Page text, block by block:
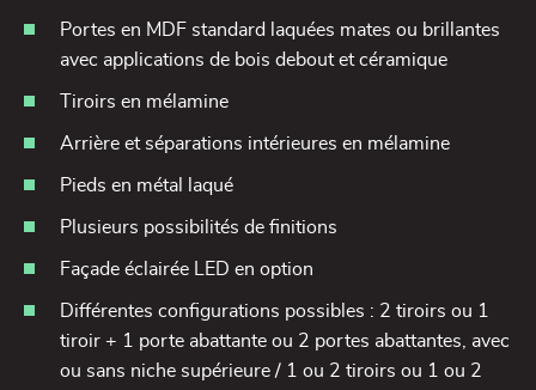
Portes en MDF standard laquées mates ou brillantes
avec applications de bois debout et céramique
Tiroirs en mélamine
Arrière et séparations intérieures en mélamine
Pieds en métal laqué
Plusieurs possibilités de finitions
Façade éclairée LED en option
Différentes configurations possibles : 2 tiroirs ou 1
tiroir + 1 porte abattante ou 2 portes abattantes, avec
ou sans niche supérieure / 1 ou 2 tiroirs ou 1 ou 2